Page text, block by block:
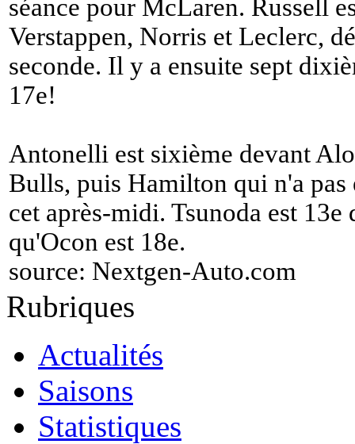
séance pour McLaren. Russell
Verstappen, Norris et Leclerc,
seconde. Il y a ensuite sept
17e!
Antonelli est sixième devant
Bulls, puis Hamilton qui n'a pas
cet après-midi. Tsunoda est
qu'Ocon est 18e.
source: Nextgen-Auto.com
Rubriques
Actualités
Saisons
Statistiques